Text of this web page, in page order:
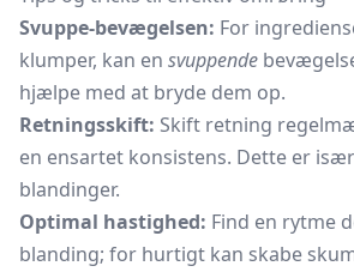
Svuppe-bevægelsen: For
klumper, kan en svuppende
hjælpe med at bryde dem op.
Retningsskift: Skift retning
en ensartet konsistens. Dette er
blandinger.
Optimal hastighed: Find en rytme
blanding; for hurtigt kan skabe